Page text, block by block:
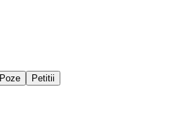
Poze Petitii